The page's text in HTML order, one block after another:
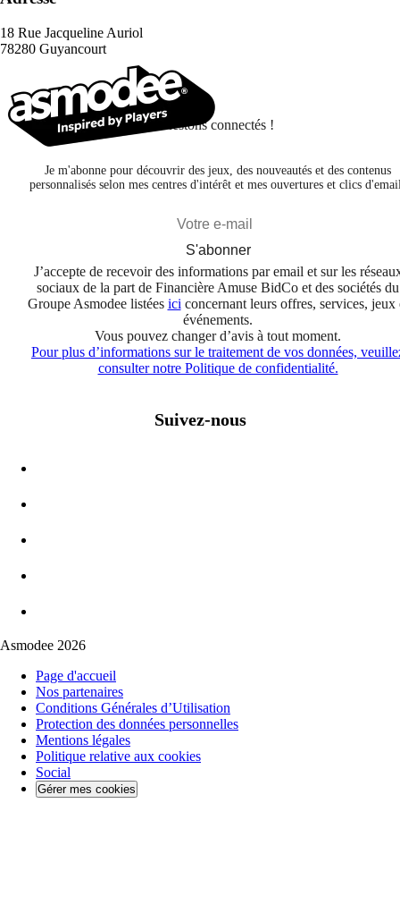
18 Rue Jacqueline Auriol
78280 Guyancourt
Restons connectés !
Je m'abonne pour découvrir des jeux, des nouveautés et des contenus
personnalisés selon mes centres d'intérêt et mes ouvertures et clics
S'abonner
J’accepte de recevoir des informations par email et sur les
sociaux de la part de Financière Amuse BidCo et des sociétés du
Groupe Asmodee listées ici concernant leurs offres, services, jeux
événements.
Vous pouvez changer d’avis à tout moment.
Pour plus d’informations sur le traitement de vos données,
consulter notre Politique de confidentialité.
Suivez-nous
Asmodee 2026
Page d'accueil
Nos partenaires
Conditions Générales d’Utilisation
Protection des données personnelles
Mentions légales
Politique relative aux cookies
Social
Gérer mes cookies